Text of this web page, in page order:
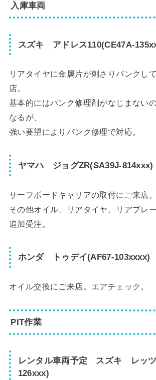
入庫車両
スズキ アドレス110(CE47A-
リアタイヤに金属片が刺さりパンクし
店。
基本的にはパンク修理剤がなじまない
なるが、
強い要望によりパンク修理で対応。
ヤマハ ジョグZR(SA39J-814xxx)
サーフボードキャリアの取付にご来店。
その他オイル、リアタイヤ、リアブレ
追加受注。
ホンダ トゥデイ(AF67-103xxxx)
オイル交換にご来店。エアチェック。
PIT作業
レンタル車両予定 スズキ レッ
126xxx)